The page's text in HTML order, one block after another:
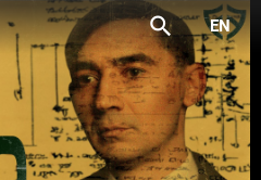
search EN